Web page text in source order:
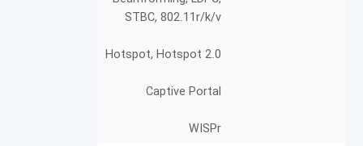
STBC, 802.11r/k/v
Hotspot, Hotspot 2.0
Captive Portal
WISPr